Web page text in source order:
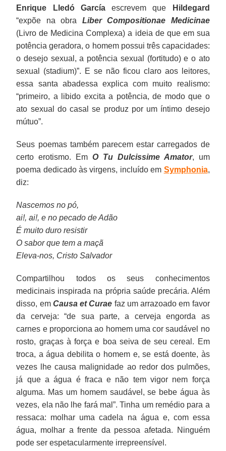
Enrique Lledó Garcíaescrevem que
Hildegard
“expõe na obra Liber Compositionae Medicinae
(Livro de Medicina Complexa) a ideia de que em sua
potência geradora, o homem possui três capacidades:
o desejo sexual, a potência sexual (fortitudo) e o ato
sexual (stadium)”. E se não ficou claro aos leitores,
essa santa abadessa explica com muito realismo:
“primeiro, a libido excita a potência, de modo que o
ato sexual do casal se produz por um íntimo desejo
mútuo”.
Seus poemas também parecem estar carregados de
certo erotismo. EmO Tu Dulcissime Amator, um
poema dedicado às virgens, incluído em Symphonia,
diz:
Nascemos no pó,
ai!, ai!, e no pecado de Adão
É muito duro resistir
O sabor que tem a maçã
Eleva-nos, Cristo Salvador
Compartilhou todos os seus conhecimentos
medicinais inspirada na própria saúde precária. Além
disso, em Causa et Curae faz um arrazoado em favor
da cerveja: “de sua parte, a cerveja engorda as
carnes e proporciona ao homem uma cor saudável no
rosto, graças à força e boa seiva de seu cereal. Em
troca, a água debilita o homem e, se está doente, às
vezes lhe causa malignidade ao redor dos pulmões,
já que a água é fraca e não tem vigor nem força
alguma. Mas um homem saudável, se bebe água às
vezes, ela não lhe fará mal”. Tinha um remédio para a
ressaca: molhar uma cadela na água e, com essa
água, molhar a frente da pessoa afetada. Ninguém
pode ser espetacularmente irrepreensível.